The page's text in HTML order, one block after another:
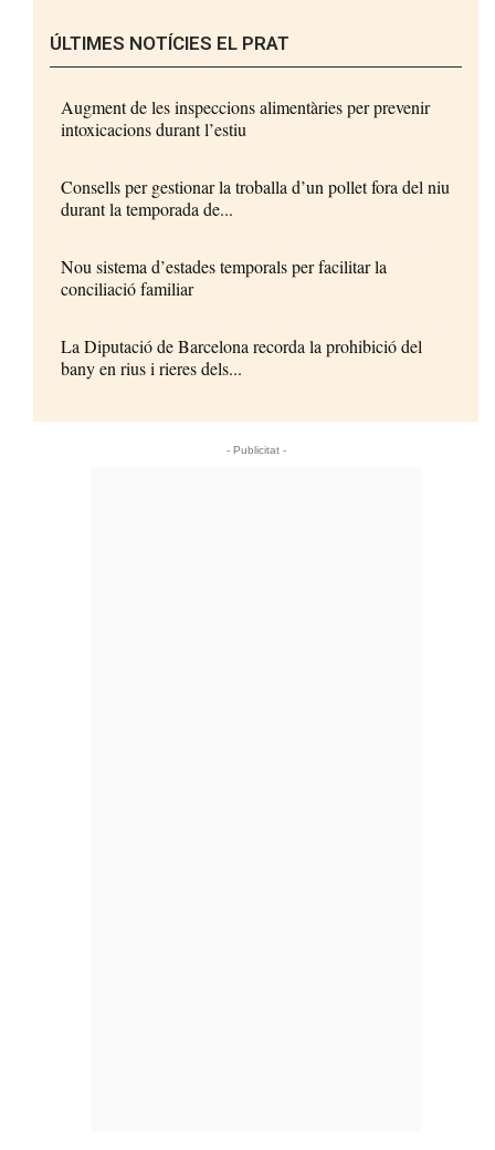
ÚLTIMES NOTÍCIES EL PRAT
Augment de les inspeccions alimentàries per prevenir
intoxicacions durant l’estiu
Consells per gestionar la troballa d’un pollet fora del niu
durant la temporada de...
Nou sistema d’estades temporals per facilitar la
conciliació familiar
La Diputació de Barcelona recorda la prohibició del
bany en rius i rieres dels...
- Publicitat -